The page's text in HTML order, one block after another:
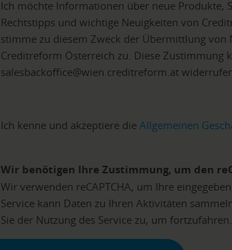
Ich möchte Informationen über neue Produkte,
Rechtstipps und wichtige Neuigkeiten von
stimme zu diesem Zweck der Übermittlung von
Creditreform Österreich zu. Diese Zustimmung
salesbackoffice@wien.creditreform.at
Ich kenne und akzeptiere die Allgemeinen
Wir benötigen Ihre Zustimmung, um den
Wir verwenden reCAPTCHA, um Ihre
Service kann Daten zu Ihren Aktivitäten
Sie der Nutzung des Service zu, um fortzufahren.